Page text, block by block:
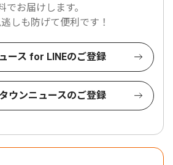
でお届けします。
しも防げて便利です！
ース for LINEのご登録
ウンニュースのご登録